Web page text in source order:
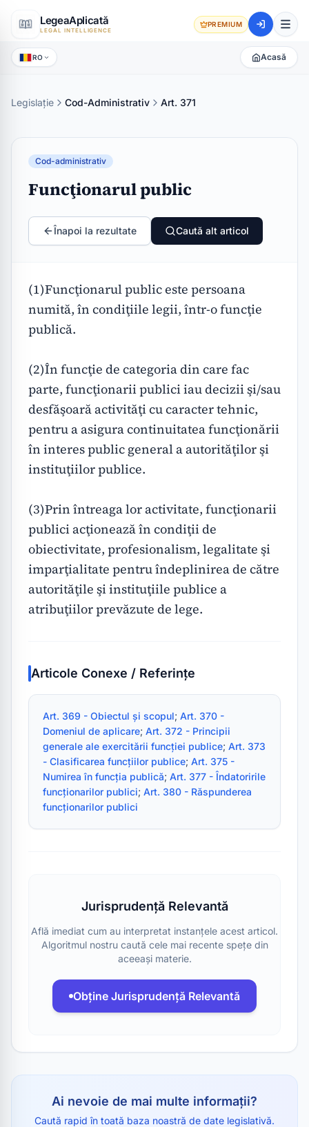
LegeaAplicată
LEGAL INTELLIGENCE
PREMIUM
RO Acasă
Legislație Cod-Administrativ Art. 371
Cod-administrativ
Funcţionarul public
Înapoi la rezultate Caută alt articol
(1)Funcţionarul public este persoana
numită, în condiţiile legii, într-o funcţie
publică.
(2)În funcţie de categoria din care fac
parte, funcţionarii publici iau decizii şi/sau
desfăşoară activităţi cu caracter tehnic,
pentru a asigura continuitatea funcţionării
în interes public general a autorităţilor şi
instituţiilor publice.
(3)Prin întreaga lor activitate, funcţionarii
publici acţionează în condiţii de
obiectivitate, profesionalism, legalitate şi
imparţialitate pentru îndeplinirea de către
autorităţile şi instituţiile publice a
atribuţiilor prevăzute de lege.
Articole Conexe / Referințe
Art. 369 - Obiectul și scopul; Art. 370 -
Domeniul de aplicare; Art. 372 - Principii
generale ale exercitării funcției publice; Art. 373
- Clasificarea funcțiilor publice; Art. 375 -
Numirea în funcția publică; Art. 377 - Îndatoririle
funcționarilor publici; Art. 380 - Răspunderea
funcționarilor publici
Jurisprudență Relevantă
Află imediat cum au interpretat instanțele acest articol.
Algoritmul nostru caută cele mai recente spețe din
aceeași materie.
Obține Jurisprudență Relevantă
Ai nevoie de mai multe informații?
Caută rapid în toată baza noastră de date legislativă.